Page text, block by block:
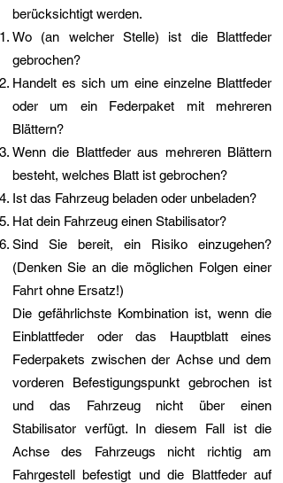
berücksichtigt werden.
Wo (an welcher Stelle) ist die Blattfeder
gebrochen?
Handelt es sich um eine einzelne Blattfeder
oder um ein Federpaket mit mehreren
Blättern?
Wenn die Blattfeder aus mehreren Blättern
besteht, welches Blatt ist gebrochen?
Ist das Fahrzeug beladen oder unbeladen?
Hat dein Fahrzeug einen Stabilisator?
Sind Sie bereit, ein Risiko einzugehen?
(Denken Sie an die möglichen Folgen einer
Fahrt ohne Ersatz!)
Die gefährlichste Kombination ist, wenn die
Einblattfeder oder das Hauptblatt eines
Federpakets zwischen der Achse und dem
vorderen Befestigungspunkt gebrochen ist
und das Fahrzeug nicht über einen
Stabilisator verfügt. In diesem Fall ist die
Achse des Fahrzeugs nicht richtig am
Fahrgestell befestigt und die Blattfeder auf